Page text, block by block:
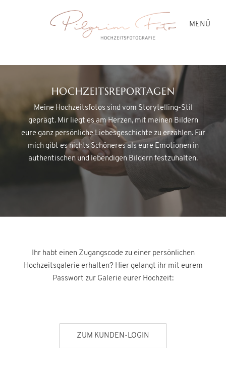
MENÜ
HOCHZEITSREPORTAGEN
Meine Hochzeitsfotos sind vom Storytelling-Stil
geprägt. Mir liegt es am Herzen, mit meinen Bildern
eure ganz persönliche Liebesgeschichte zu erzählen. Für
mich gibt es nichts Schöneres als eure Emotionen in
authentischen und lebendigen Bildern festzuhalten.
Ihr habt einen Zugangscode zu einer persönlichen
Hochzeitsgalerie erhalten? Hier gelangt ihr mit eurem
Passwort zur Galerie eurer Hochzeit:
ZUM KUNDEN-LOGIN
PREISE
BLOG